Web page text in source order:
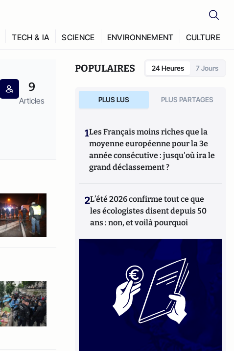
TECH & IA SCIENCE ENVIRONNEMENT CULTURE
9
Articles
POPULAIRES 24 Heures 7 Jours
PLUS LUS PLUS PARTAGES
1Les Français moins riches que la
moyenne européenne pour la 3e
année consécutive : jusqu'où ira le
grand déclassement ?
2L’été 2026 confirme tout ce que
les écologistes disent depuis 50
ans : non, et voilà pourquoi